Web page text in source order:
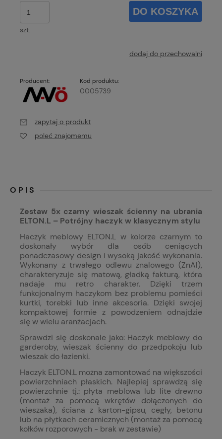
szt.
DO KOSZYKA
dodaj do przechowalni
Producent: Kod produktu:
0005739
zapytaj o produkt
poleć znajomemu
OPIS
Zestaw 5x czarny wieszak ścienny na ubrania
ELTON.L – Potrójny haczyk w klasycznym stylu
Haczyk meblowy ELTON.L w kolorze czarnym to
doskonały wybór dla osób ceniących
ponadczasowy design i wysoką jakość wykonania.
Wykonany z trwałego odlewu znalowego (ZnAl),
charakteryzuje się matową, gładką fakturą, która
nadaje mu retro charakter. Dzięki trzem
funkcjonalnym haczykom bez problemu pomieści
kurtki, torebki lub inne akcesoria. Dzięki swojej
kompaktowej formie z powodzeniem odnajdzie
się w wielu aranżacjach.
Sprawdzi się doskonale jako: Haczyk meblowy do
garderoby, wieszak ścienny do przedpokoju lub
wieszak do łazienki.
Haczyk ELTON.L można zamontować na większości
powierzchniach płaskich. Najlepiej sprawdzą się
powierzchnie tj.: płyta meblowa lub lite drewno
(montaż za pomocą wkrętów dołączonych do
wieszaka), ściana z karton-gipsu, cegły, betonu
lub na płytkach ceramicznych (montaż za pomocą
kołków rozporowych - brak w zestawie)